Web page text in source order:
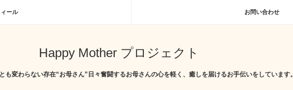
ール お問い合わせ
Happy Mother プロジェクト
も変わらない存在“お母さん”日々奮闘するお母さんの心を軽く、癒しを届けるお手伝いをしています。